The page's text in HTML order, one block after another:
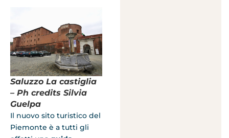
Saluzzo La castiglia
– Ph credits Silvia
Guelpa
Il nuovo sito turistico del
Piemonte è a tutti gli